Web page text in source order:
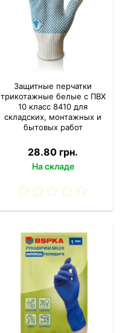
Защитные перчатки
трикотажные белые с ПВХ
10 класс 8410 для
складских, монтажных и
бытовых работ
28.80 грн.
На складе